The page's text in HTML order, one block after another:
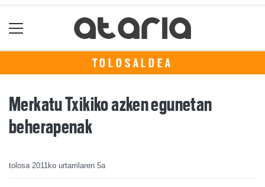
TOLOSALDEA
Merkatu Txikiko azken egunetan
beherapenak
tolosa 2011ko urtarrilaren 5a